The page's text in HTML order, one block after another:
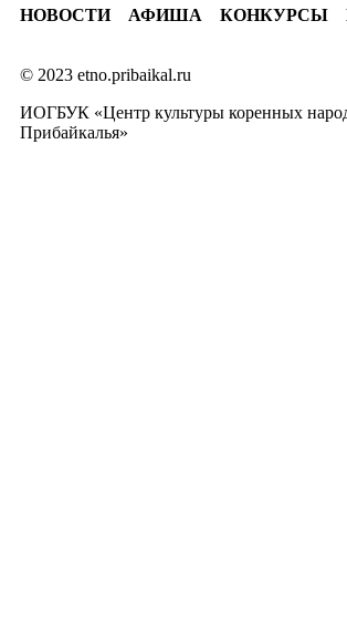
НОВОСТИ АФИША КОНКУРСЫ
© 2023 etno.pribaikal.ru
ИОГБУК «Центр культуры коренных
Прибайкалья»